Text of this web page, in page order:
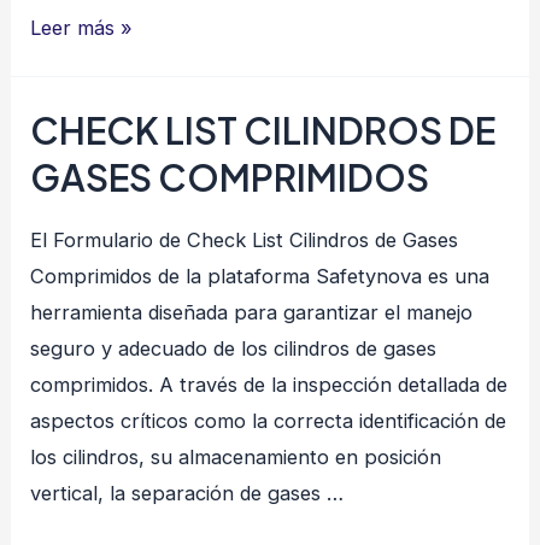
REGISTRO
MEDIO
AMBIENTE
Leer más »
CHECK LIST CILINDROS DE
GASES COMPRIMIDOS
El Formulario de Check List Cilindros de Gases
Comprimidos de la plataforma Safetynova es una
herramienta diseñada para garantizar el manejo
seguro y adecuado de los cilindros de gases
comprimidos. A través de la inspección detallada de
aspectos críticos como la correcta identificación de
los cilindros, su almacenamiento en posición
vertical, la separación de gases …